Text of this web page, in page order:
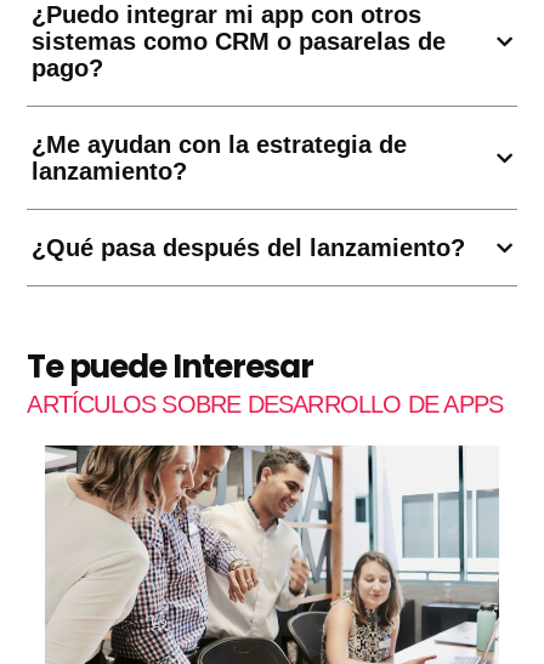
¿Puedo integrar mi app con otros
sistemas como CRM o pasarelas de
pago?
¿Me ayudan con la estrategia de
lanzamiento?
¿Qué pasa después del lanzamiento?
Te puede Interesar
ARTÍCULOS SOBRE DESARROLLO DE APPS